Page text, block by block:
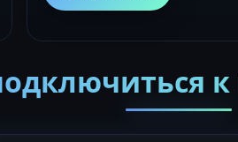
к